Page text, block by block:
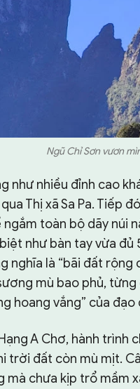
Ngũ Chỉ Sơn vươn
như nhiều đỉnh cao
Thị xã Sa Pa. Tiếp
ngắm toàn bộ dãy núi
như bàn tay vừa đủ
nghĩa là “bãi đất rộng
mù bao phủ,
hoang vắng” của
A Chơ, hành trình
trời đất còn mù mịt.
mà chưa kịp trổ mầm